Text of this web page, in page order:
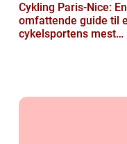
Cykling Paris-Nice: En
omfattende guide til
cykelsportens mest